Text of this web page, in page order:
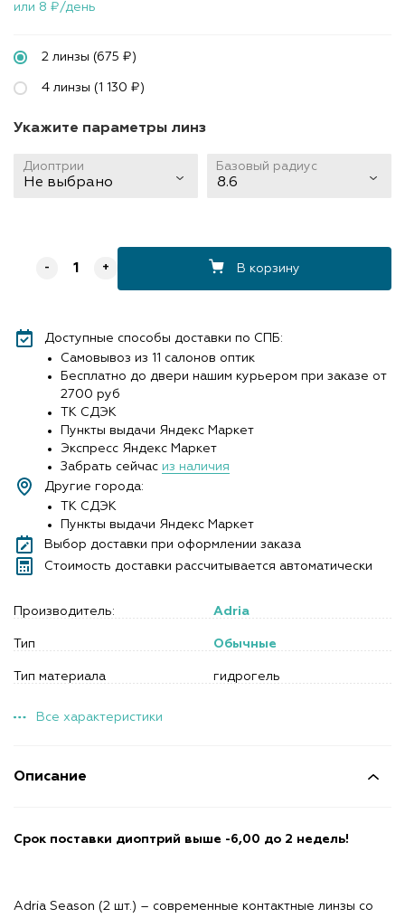
Описание
Срок поставки диоптрий выше -6,00 до 2 недель!
Adria Season (2 шт.) – современные контактные линзы со
или 8 ₽/день
2 линзы (675 ₽)
4 линзы (1 130 ₽)
Укажите параметры линз
Диоптрии
Не выбрано
Базовый радиус
8.6
- + В корзину
Доступные способы доставки по СПБ:
Самовывоз из 11 салонов оптик
Бесплатно до двери нашим курьером при заказе от
2700 руб
ТК СДЭК
Пункты выдачи Яндекс Маркет
Экспресс Яндекс Маркет
Забрать сейчас из наличия
Другие города:
ТК СДЭК
Пункты выдачи Яндекс Маркет
Выбор доставки при оформлении заказа
Стоимость доставки рассчитывается автоматически
Производитель: Adria
Тип Обычные
Тип материала гидрогель
Все характеристики